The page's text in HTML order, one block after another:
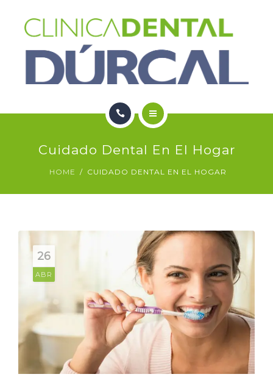
CONTACTO
CONTACTO
Cuidado Dental En El Hogar
HOME CUIDADO DENTAL EN EL HOGAR
26
ABR